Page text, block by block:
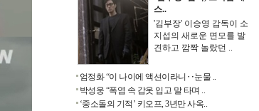
스..
'김부장' 이승영 감독이 소
지섭의 새로운 면모를 발
견하고 깜짝 놀랐던 ..
엄정화 “이 나이에 액션이라니‥눈물 ..
박성웅 “폭염 속 갑옷 입고 말 타며 ..
‘중소돌의 기적’ 키오프, 3년만 사옥..